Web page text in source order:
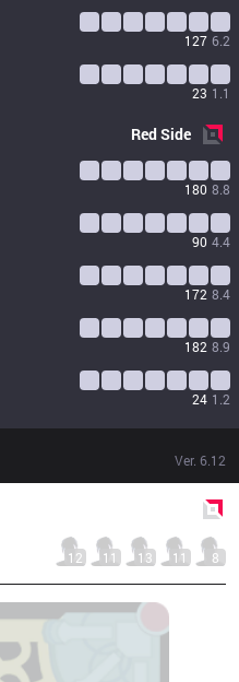
127 6.2
23 1.1
RedSide
180 8.8
90 4.4
172 8.4
182 8.9
24 1.2
Ver. 6.12
12 11 13 11 8